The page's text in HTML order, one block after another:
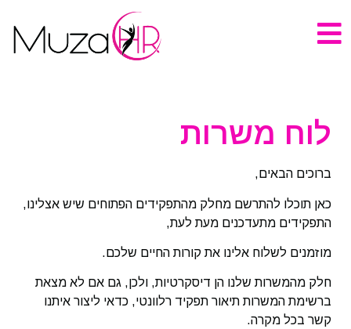
לוח משרות
ברוכים הבאים,
כאן תוכלו להתרשם מחלק מהתפקידים הפתוחים שיש אצלינו,
התפקידים מתעדכנים מעת לעת,
מוזמנים לשלוח אלינו את קורות החיים שלכם.
חלק מהמשרות שלנו הן דיסקרטיות, ולכן, גם אם לא מצאת
ברשימת המשרות תיאור תפקיד רלוונטי, כדאי ליצור איתנו
קשר בכל מקרה.